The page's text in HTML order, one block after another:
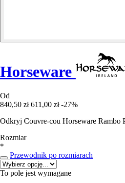
Horseware
Od
840,50 zł 611,00 zł -27%
Odkryj Couvre-cou Horseware Rambo
Rozmiar
*
Przewodnik po rozmiarach
To pole jest wymagane